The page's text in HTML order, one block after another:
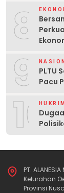
8
9
PLTU
Pacu
10HUKRIM
PT.
Kelurahan
Provinsi